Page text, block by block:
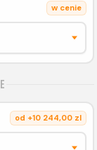
w cenie
od +10 244,00 zl